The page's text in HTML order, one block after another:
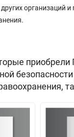
организаций и